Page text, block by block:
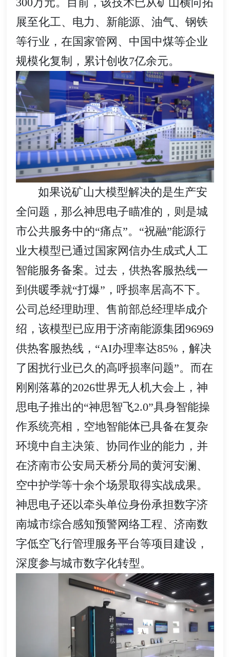
300万元。目前，该技术已从矿山横向拓
展至化工、电力、新能源、油气、钢铁
等行业，在国家管网、中国中煤等企业
规模化复制，累计创收7亿余元。
如果说矿山大模型解决的是生产安
全问题，那么神思电子瞄准的，则是城
市公共服务中的“痛点”。“祝融”能源行
业大模型已通过国家网信办生成式人工
智能服务备案。过去，供热客服热线一
到供暖季就“打爆”，呼损率居高不下。
公司总经理助理、售前部总经理毕成介
绍，该模型已应用于济南能源集团96969
供热客服热线，“AI办理率达85%，解决
了困扰行业已久的高呼损率问题”。而在
刚刚落幕的2026世界无人机大会上，神
思电子推出的“神思智飞2.0”具身智能操
作系统亮相，空地智能体已具备在复杂
环境中自主决策、协同作业的能力，并
在济南市公安局天桥分局的黄河安澜、
空中护学等十余个场景取得实战成果。
神思电子还以牵头单位身份承担数字济
南城市综合感知预警网络工程、济南数
字低空飞行管理服务平台等项目建设，
深度参与城市数字化转型。